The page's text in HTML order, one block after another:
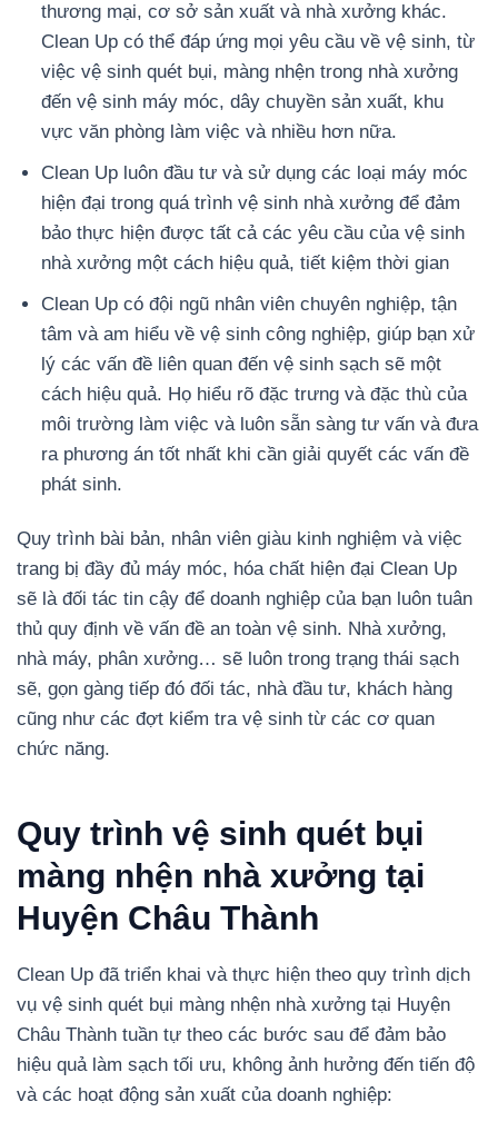
thương mại, cơ sở sản xuất và nhà xưởng khác.
Clean Up có thể đáp ứng mọi yêu cầu về vệ sinh, từ
việc vệ sinh quét bụi, màng nhện trong nhà xưởng
đến vệ sinh máy móc, dây chuyền sản xuất, khu
vực văn phòng làm việc và nhiều hơn nữa.
Clean Up luôn đầu tư và sử dụng các loại máy móc
hiện đại trong quá trình vệ sinh nhà xưởng để đảm
bảo thực hiện được tất cả các yêu cầu của vệ sinh
nhà xưởng một cách hiệu quả, tiết kiệm thời gian
Clean Up có đội ngũ nhân viên chuyên nghiệp, tận
tâm và am hiểu về vệ sinh công nghiệp, giúp bạn xử
lý các vấn đề liên quan đến vệ sinh sạch sẽ một
cách hiệu quả. Họ hiểu rõ đặc trưng và đặc thù của
môi trường làm việc và luôn sẵn sàng tư vấn và đưa
ra phương án tốt nhất khi cần giải quyết các vấn đề
phát sinh.
Quy trình bài bản, nhân viên giàu kinh nghiệm và việc
trang bị đầy đủ máy móc, hóa chất hiện đại Clean Up
sẽ là đối tác tin cậy để doanh nghiệp của bạn luôn tuân
thủ quy định về vấn đề an toàn vệ sinh. Nhà xưởng,
nhà máy, phân xưởng… sẽ luôn trong trạng thái sạch
sẽ, gọn gàng tiếp đó đối tác, nhà đầu tư, khách hàng
cũng như các đợt kiểm tra vệ sinh từ các cơ quan
chức năng.
Quy trình vệ sinh quét bụi
màng nhện nhà xưởng tại
Huyện Châu Thành
Clean Up đã triển khai và thực hiện theo quy trình dịch
vụ vệ sinh quét bụi màng nhện nhà xưởng tại Huyện
Châu Thành tuần tự theo các bước sau để đảm bảo
hiệu quả làm sạch tối ưu, không ảnh hưởng đến tiến độ
và các hoạt động sản xuất của doanh nghiệp: